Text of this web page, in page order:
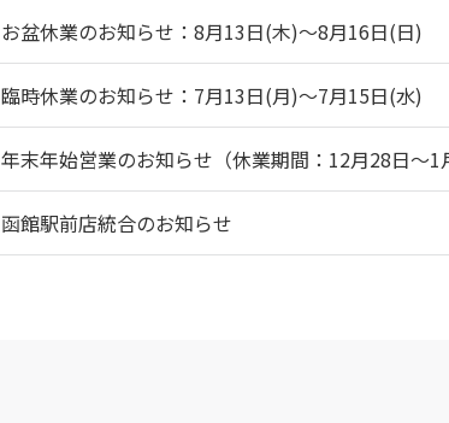
お盆休業のお知らせ：8月13日(木)～8月16日(日)
臨時休業のお知らせ：7月13日(月)～7月15日(水)
年末年始営業のお知らせ（休業期間：12月28日～1
函館駅前店統合のお知らせ